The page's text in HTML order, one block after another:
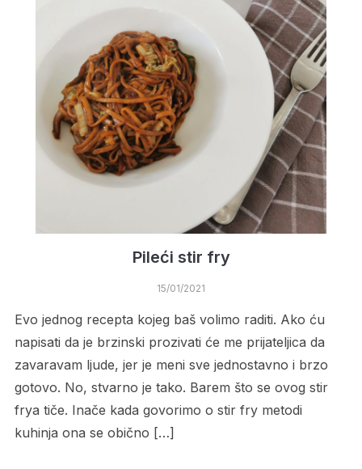
Pileći stir fry
15/01/2021
Evo jednog recepta kojeg baš volimo raditi. Ako ću
napisati da je brzinski prozivati će me prijateljica da
zavaravam ljude, jer je meni sve jednostavno i brzo
gotovo. No, stvarno je tako. Barem što se ovog stir
frya tiče. Inače kada govorimo o stir fry metodi
kuhinja ona se obično […]